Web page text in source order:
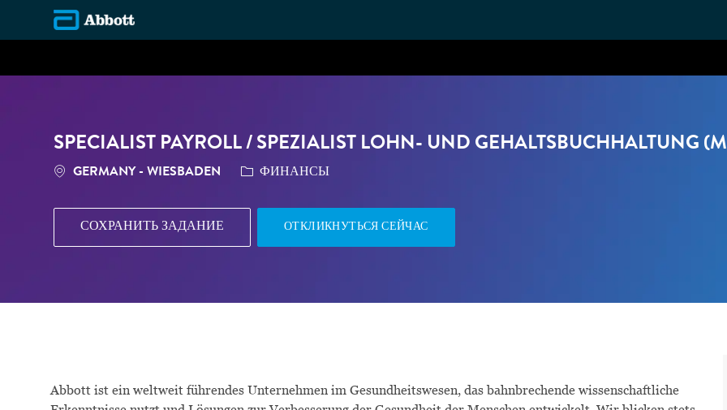
SPECIALIST PAYROLL / SPEZIALIST LOHN- UND GEHALTSBUCHHALTUNG
МЕСТОПОЛОЖЕНИЕ
GERMANY - WIESBADEN КАТЕГОРИЯ
ФИНАНСЫ
СОХРАНИТЬ ЗАДАНИЕ ОТКЛИКНУТЬСЯ СЕЙЧАС
Abbott ist ein weltweit führendes Unternehmen im Gesundheitswesen, das bahnbrechende wissenschaftliche